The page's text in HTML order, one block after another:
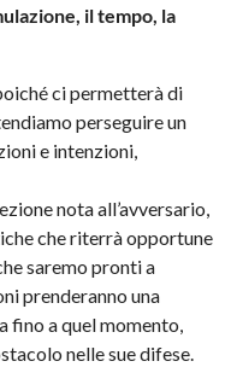
il tempo, la
ci permetterà di
perseguire un
e intenzioni,
nota all’avversario,
che riterrà opportune
saremo pronti a
prenderanno una
fino a quel momento,
nelle sue difese.